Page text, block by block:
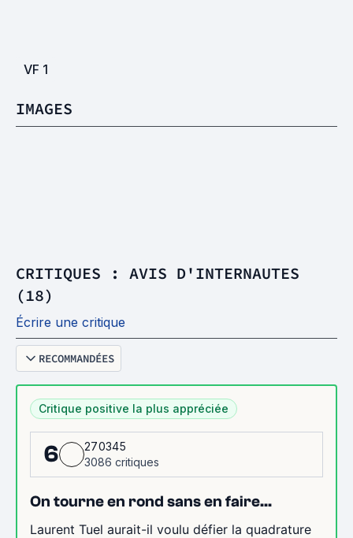
VF 1
IMAGES
CRITIQUES : AVIS D'INTERNAUTES
(18)
Écrire une critique
RECOMMANDÉES
Critique positive la plus appréciée
6
270345
3086 critiques
On tourne en rond sans en faire...
Laurent Tuel aurait-il voulu défier la quadrature